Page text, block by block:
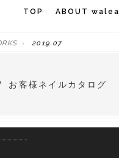
TOP ABOUT walea
MEDIA
2019.07
お客様ネイルカタログ